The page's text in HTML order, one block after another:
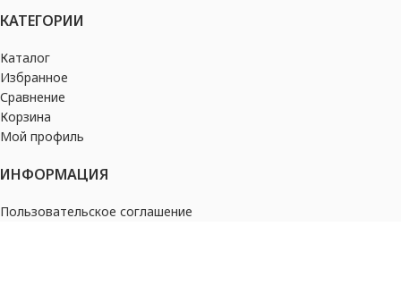
КАТЕГОРИИ
Каталог
Избранное
Сравнение
Корзина
Мой профиль
ИНФОРМАЦИЯ
Пользовательское соглашение